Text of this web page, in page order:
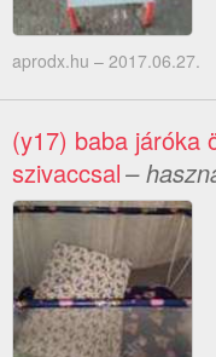
aprodx.hu – 2017.06.27.
(y17) baba járóka
szivaccsal–